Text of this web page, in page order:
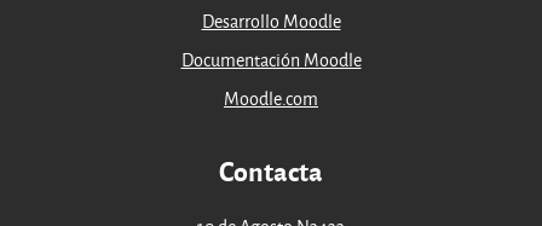
Desarrollo Moodle
Documentación Moodle
Moodle.com
Contacta